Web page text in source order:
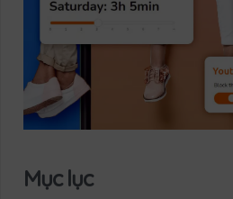
Mục lục